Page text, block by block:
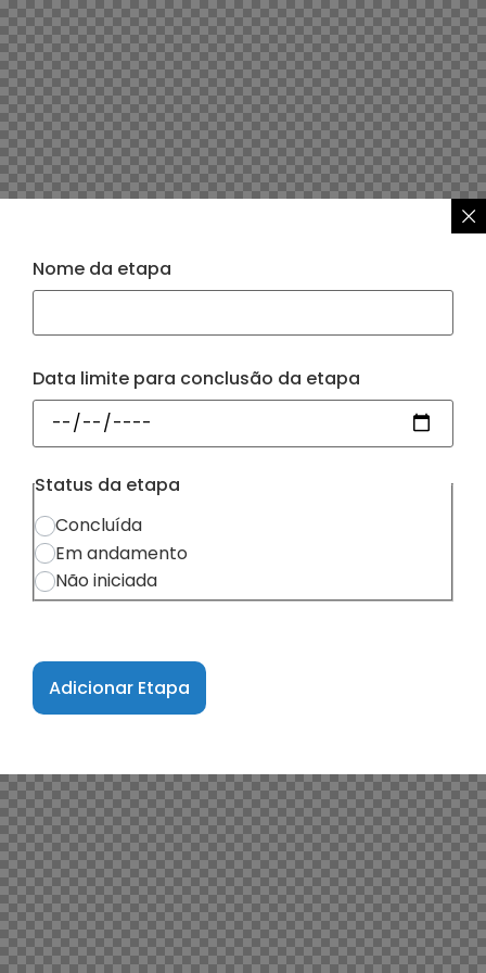
Nome da etapa
Data limite para conclusão da etapa
Status da etapa
Concluída
Em andamento
Não iniciada
Adicionar Etapa